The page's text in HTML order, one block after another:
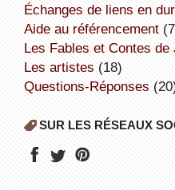
échanges de liens en dur
aide au référencement
Les Fables et Contes
Les artistes (18)
Questions-Réponses
SUR LES RÉSEAUX